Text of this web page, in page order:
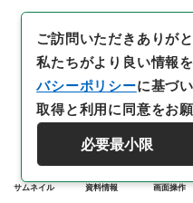
サムネイル 資料情報 画面操作
ご訪問いただきありが
私たちがより良い情報
バシーポリシーに基づ
取得と利用に同意をお
必要最小限